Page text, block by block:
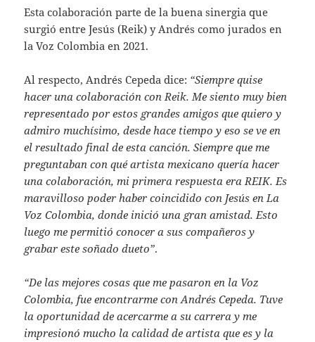
Esta colaboración parte de la buena sinergia que
surgió entre Jesús (Reik) y Andrés como jurados en
la Voz Colombia en 2021.
Al respecto, Andrés Cepeda dice: “Siempre quise
hacer una colaboración con Reik. Me siento muy bien
representado por estos grandes amigos que quiero y
admiro muchísimo, desde hace tiempo y eso se ve en
el resultado final de esta canción. Siempre que me
preguntaban con qué artista mexicano quería hacer
una colaboración, mi primera respuesta era REIK. Es
maravilloso poder haber coincidido con Jesús en La
Voz Colombia, donde inició una gran amistad. Esto
luego me permitió conocer a sus compañeros y
grabar este soñado dueto”.
“De las mejores cosas que me pasaron en la Voz
Colombia, fue encontrarme con Andrés Cepeda. Tuve
la oportunidad de acercarme a su carrera y me
impresionó mucho la calidad de artista que es y la